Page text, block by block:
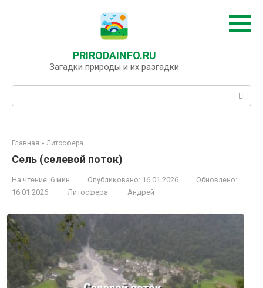
PRIRODAINFO.RU
Загадки природы и их разгадки
Поиск:
Главная » Литосфера
Сель (селевой поток)
На чтение: 6 мин Опубликовано: 16.01.2026
Обновлено:
16.01.2026
Литосфера Андрей